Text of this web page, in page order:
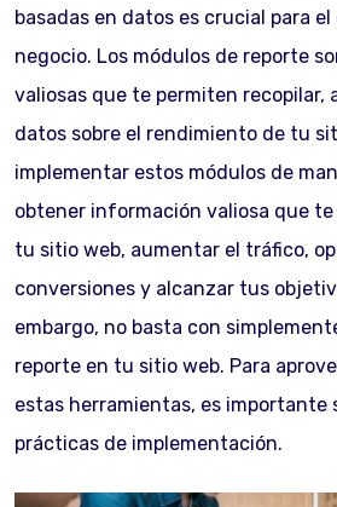
basadas en datos es crucial para
negocio. Los módulos de reporte
valiosas que te permiten recopilar,
datos sobre el rendimiento de tu
implementar estos módulos de
obtener información valiosa que
tu sitio web, aumentar el tráfico,
conversiones y alcanzar tus
embargo, no basta con
reporte en tu sitio web. Para
estas herramientas, es importante
prácticas de implementación.